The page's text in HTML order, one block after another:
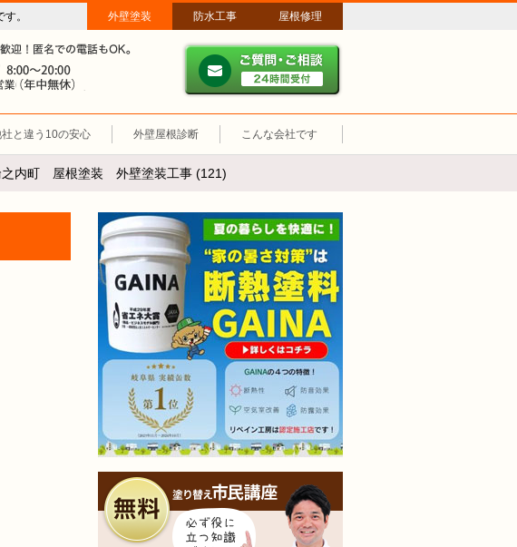
。 外壁塗装 防水工事 屋根修理
事）
メールやパソコンが苦手な方は、お電話でのご相談も大歓迎！匿名での
営業時間：午前8時～午後8時 年中無休、土日祝も営業しています。
と違う10の安心 外壁屋根診断 こんな会社です
之内町 屋根塗装 外壁塗装工事 (121)